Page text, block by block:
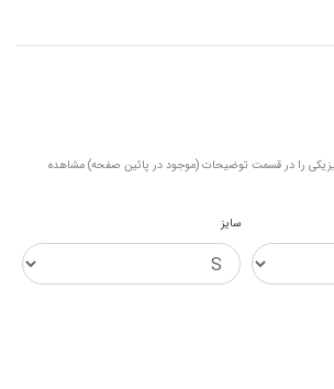
را در قسمت توضیحات (موجود در پائین صفحه) مشاهده
سایز